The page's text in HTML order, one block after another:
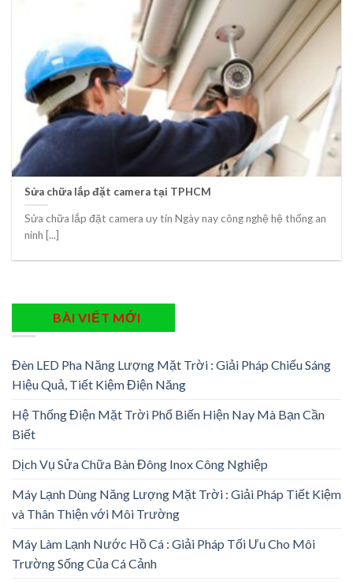
Sửa chữa lắp đặt camera tại TPHCM
Sửa chữa lắp đặt camera uy tín Ngày nay công nghệ hệ thống an
ninh [...]
BÀI VIẾT MỚI
Đèn LED Pha Năng Lượng Mặt Trời : Giải Pháp Chiếu Sáng
Hiệu Quả, Tiết Kiệm Điện Năng
Hệ Thống Điện Mặt Trời Phổ Biến Hiện Nay Mà Bạn Cần
Biết
Dịch Vụ Sửa Chữa Bàn Đông Inox Công Nghiệp
Máy Lạnh Dùng Năng Lượng Mặt Trời : Giải Pháp Tiết Kiệm
và Thân Thiện với Môi Trường
Máy Làm Lạnh Nước Hồ Cá : Giải Pháp Tối Ưu Cho Môi
Trường Sống Của Cá Cảnh